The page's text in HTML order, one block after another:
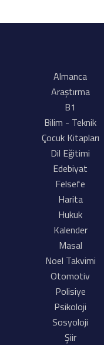
Almanca
Araştırma
B1
Bilim - Teknik
Çocuk Kitapları
Dil Eğitimi
Edebiyat
Felsefe
Harita
Hukuk
Kalender
Masal
Noel Takvimi
Otomotiv
Polisiye
Psikoloji
Sosyoloji
Şiir